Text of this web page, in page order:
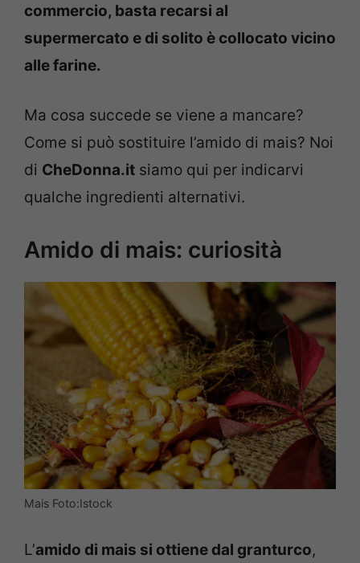
commercio, basta recarsi al
supermercato e di solito è collocato vicino
alle farine.
Ma cosa succede se viene a mancare?
Come si può sostituire l’amido di mais? Noi
di CheDonna.it siamo qui per indicarvi
qualche ingredienti alternativi.
Amido di mais: curiosità
Mais Foto:Istock
L’amido di mais si ottiene dal granturco,